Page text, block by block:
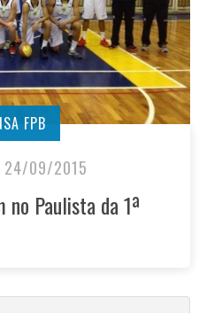
FPB
24/09/2015
no Paulista da 1ª